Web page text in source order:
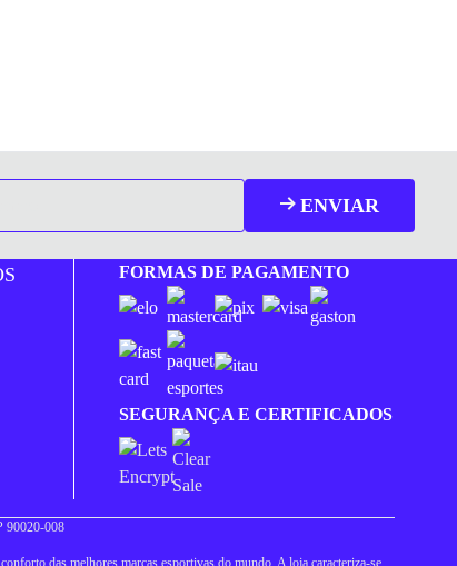
ENVIAR
FORMAS DE PAGAMENTO
SEGURANÇA E CERTIFICADOS
90020-008
das melhores marcas esportivas do mundo. A loja caracteriza-se